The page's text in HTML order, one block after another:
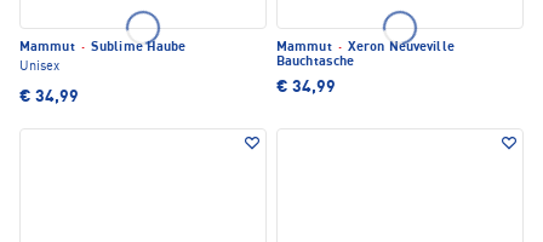
Mammut · Sublime Haube
Unisex
€ 34,99
Mammut · Xeron Neuveville
Bauchtasche
€ 34,99